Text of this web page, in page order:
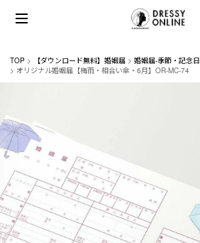
TOP 【ダウンロード無料】婚姻届
婚姻届-季節・記念日
オリジナル婚姻届【梅雨・相合い傘・6月】OR-MC-74